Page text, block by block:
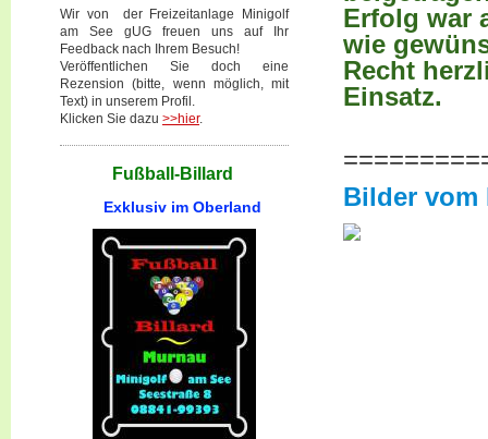
Wir von der Freizeitanlage Minigolf
am See gUG freuen uns auf Ihr
Feedback nach Ihrem Besuch!
Veröffentlichen Sie doch eine
Rezension (bitte, wenn möglich, mit
Text) in unserem Profil.
Klicken Sie dazu >>hier.
Fußball-Billard
Exklusiv im Oberland
Erfolg war
wie
Recht
Einsatz.
Bilder vom